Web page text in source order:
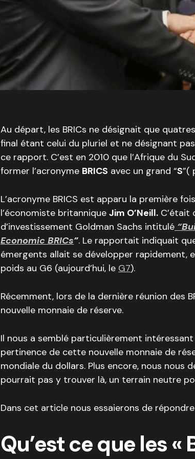
Au départ, les BRICs ne désignait que
final étant celui du pluriel et ne désignant
ce rapport. C’est en 2010 que l’Afrique du
former l’acronyme BRICS avec un grand “S”(
L’acronyme BRICS est apparu la première
l’économiste britannique Jim O’Neill. C’était
d’investissement Goldman Sachs intitulé
Economic BRICs”. Le rapportait indiquait
émergents allait se développer rapidement,
poids au G6 (aujourd’hui, le G7).
Récemment, lors de la dernière réunion des
nouvelle monnaie de réserve.
Il nous a semblé particulièrement
pertinence de cette nouvelle monnaie de
mondiale du dollars. Plus encore, nous nous
pourrait pas y trouver là, un terrain neutre
Dans cet article nous essaierons de
Qu’est ce que les «